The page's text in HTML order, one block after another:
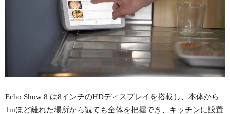
Echo Show 8 は8インチのHDディスプレイを搭載し、本体から
1mほど離れた場所から観ても全体を把握でき、キッチンに設置